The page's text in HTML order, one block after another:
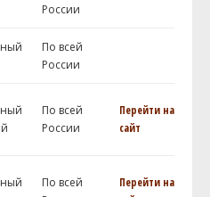
России
По всей
России
По всей
России
Перейти на
сайт
По всей
Перейти на